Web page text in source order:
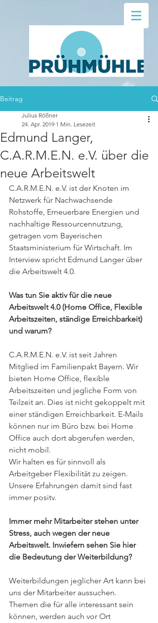
Beitrag
Edmund Langer,
C.A.R.M.E.N. e.V. über die
neue Arbeitswelt
Julius Rößner
24. Apr. 2019 1 Min. Lesezeit
C.A.R.M.E.N. e.V. ist der Knoten im
Netzwerk für Nachwachsende
Rohstoffe, Erneuerbare Energien und
nachhaltige Ressourcennutzung,
getragen vom Bayerischen
Staatsministerium für Wirtschaft. Im
Interview spricht Edmund Langer über
die Arbeitswelt 4.0.
Was tun Sie aktiv für die neue
Arbeitswelt 4.0 (Home Office, Flexible
Arbeitszeiten, ständige Erreichbarkeit)
und warum?
C.A.R.M.E.N. e.V. ist seit Jahren
Mitglied im Familienpakt Bayern. Wir
bieten Home Office, flexible
Arbeitszeiten und jegliche Form von
Teilzeit an. Dies ist nicht gekoppelt mit
einer ständigen Erreichbarkeit. E-Mails
können nur im Büro bzw. bei Home
Office auch dort abgerufen werden,
nicht mobil.
Wir halten es für sinnvoll als
Arbeitgeber Flexibilität zu zeigen.
Unsere Erfahrungen damit sind fast
immer positv.
Immer mehr Mitarbeiter stehen unter
Stress, auch wegen der neue
Arbeitswelt. Inwiefern sehen Sie hier
die Bedeutung der Weiterbildung?
Weiterbildungen jeglicher Art kann bei
uns der Mitarbeiter aussuchen.
Themen die für alle interessant sein
können, werden auch vor Ort